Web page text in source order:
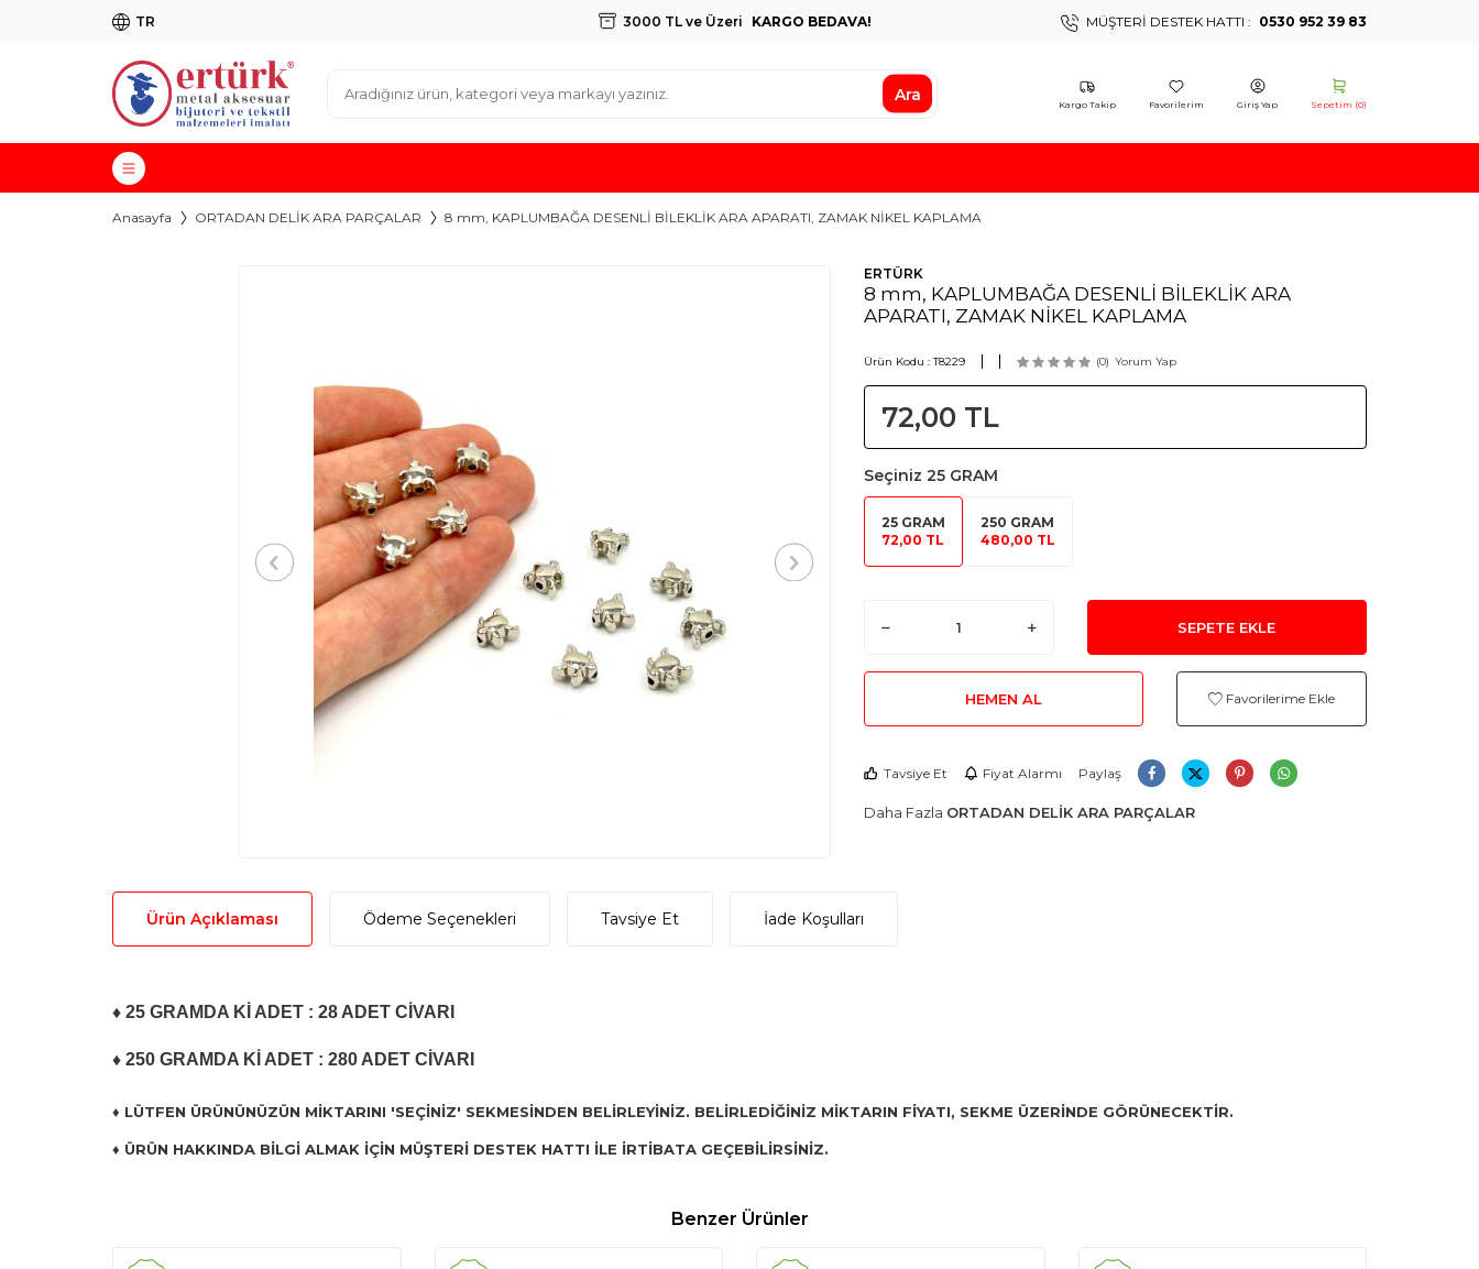
TR 3000 TL ve Üzeri KARGO BEDAVA! MÜŞTERI DESTEK HATTI : 0530 952 39 83
Ara
Kargo Takip Favorilerim Giriş Yap Sepetim (0)
Anasayfa ORTADAN DELİK ARA PARÇALAR 8 mm, KAPLUMBAĞA DESENLİ BİLEKLİK ARA APARATI, ZAMAK NİKEL KAPLAMA
ERTÜRK
8 mm, KAPLUMBAĞA DESENLİ BİLEKLİK ARA
APARATI, ZAMAK NİKEL KAPLAMA
Ürün Kodu :T8229 (0) Yorum Yap
72,00 TL
Seçiniz 25 GRAM
25 GRAM
72,00 TL
250 GRAM
480,00 TL
SEPETE EKLE
HEMEN AL Favorilerime Ekle
Tavsiye Et Fiyat Alarmı Paylaş
Daha Fazla ORTADAN DELİK ARA PARÇALAR
Ürün Açıklaması Ödeme Seçenekleri Tavsiye Et İade Koşulları
♦ 25 GRAMDA Kİ ADET : 28 ADET CİVARI
♦ 250 GRAMDA Kİ ADET : 280 ADET CİVARI
♦ LÜTFEN ÜRÜNÜNÜZÜN MİKTARINI 'SEÇİNİZ' SEKMESİNDEN BELİRLEYİNİZ. BELİRLEDİĞİNİZ MİKTARIN FİYATI, SEKME ÜZERİNDE GÖRÜNECEKTİR.
♦ ÜRÜN HAKKINDA BİLGİ ALMAK İÇİN MÜŞTERİ DESTEK HATTI İLE İRTİBATA GEÇEBİLİRSİNİZ.
Benzer Ürünler